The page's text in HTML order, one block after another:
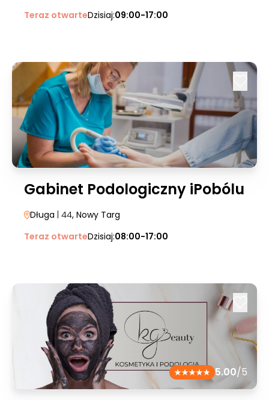
Teraz otwarteDzisiaj:09:00-17:00
Gabinet Podologiczny iPobólu
Długa | 44, Nowy Targ
Teraz otwarteDzisiaj:08:00-17:00
5.00/5